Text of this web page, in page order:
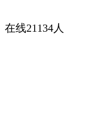
在线21134人